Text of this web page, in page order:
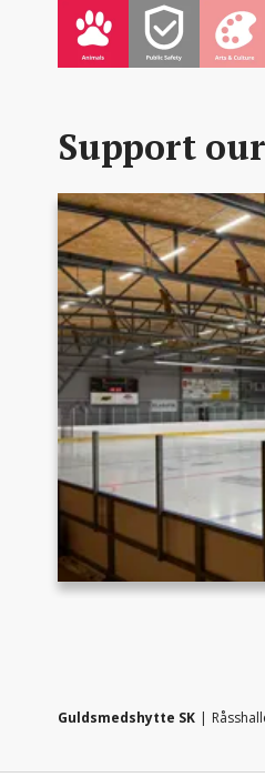
Support
Guldsmedshytte SK